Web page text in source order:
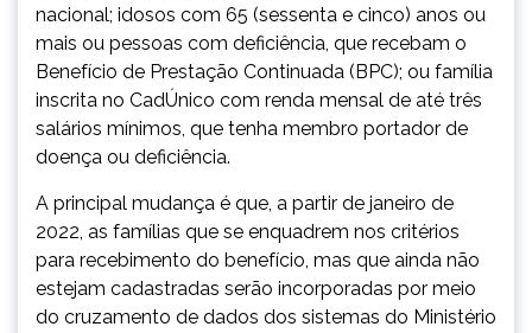
nacional; idosos com 65 (sessenta e cinco) anos ou
mais ou pessoas com deficiência, que recebam o
Benefício de Prestação Continuada (BPC); ou família
inscrita no CadÚnico com renda mensal de até três
salários mínimos, que tenha membro portador de
doença ou deficiência.
A principal mudança é que, a partir de janeiro de
2022, as famílias que se enquadrem nos critérios
para recebimento do benefício, mas que ainda não
estejam cadastradas serão incorporadas por meio
do cruzamento de dados dos sistemas do Ministério